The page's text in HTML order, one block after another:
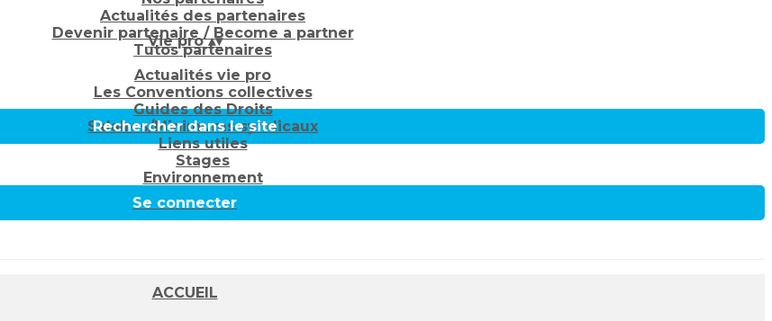
Actualités des partenaires
Devenir partenaire / Become a partner
Tutos partenaires
Vie pro▴▾
Actualités vie pro
Les Conventions collectives
Guides des Droits
Salaires/Minimums syndicaux
Liens utiles
Stages
Environnement
Rechercher dans le site
Se connecter
ACCUEIL